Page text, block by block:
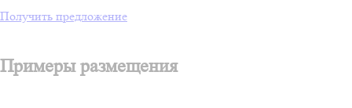
Получить предложение
Примеры размещения